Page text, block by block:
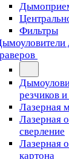
Фильтры
резчиков
Лазерная
Лазерная
сверление
Лазерная
картона